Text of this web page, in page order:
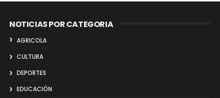
NOTICIAS POR CATEGORIA
AGRICOLA
CULTURA
DEPORTES
EDUCACIÓN